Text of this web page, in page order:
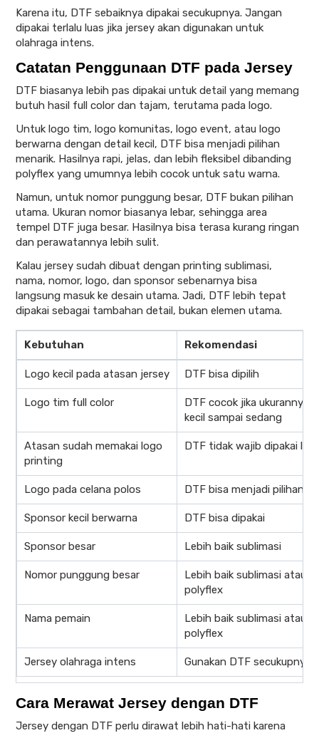
Karena itu, DTF sebaiknya dipakai secukupnya. Jangan
dipakai terlalu luas jika jersey akan digunakan untuk
olahraga intens.
Catatan Penggunaan DTF pada Jersey
DTF biasanya lebih pas dipakai untuk detail yang memang
butuh hasil full color dan tajam, terutama pada logo.
Untuk logo tim, logo komunitas, logo event, atau logo
berwarna dengan detail kecil, DTF bisa menjadi pilihan
menarik. Hasilnya rapi, jelas, dan lebih fleksibel dibanding
polyflex yang umumnya lebih cocok untuk satu warna.
Namun, untuk nomor punggung besar, DTF bukan pilihan
utama. Ukuran nomor biasanya lebar, sehingga area
tempel DTF juga besar. Hasilnya bisa terasa kurang ringan
dan perawatannya lebih sulit.
Kalau jersey sudah dibuat dengan printing sublimasi,
nama, nomor, logo, dan sponsor sebenarnya bisa
langsung masuk ke desain utama. Jadi, DTF lebih tepat
dipakai sebagai tambahan detail, bukan elemen utama.
Kebutuhan Rekomendasi
Logo kecil pada atasan jersey DTF bisa dipilih
Logo tim full color
DTF cocok jika ukurannya
kecil sampai sedang
Atasan sudah memakai logo
printing
DTF tidak wajib dipakai lagi
Logo pada celana polos DTF bisa menjadi pilihan
Sponsor kecil berwarna DTF bisa dipakai
Sponsor besar Lebih baik sublimasi
Nomor punggung besar
Lebih baik sublimasi atau
polyflex
Nama pemain
Lebih baik sublimasi atau
polyflex
Jersey olahraga intens Gunakan DTF secukupnya
Cara Merawat Jersey dengan DTF
Jersey dengan DTF perlu dirawat lebih hati-hati karena